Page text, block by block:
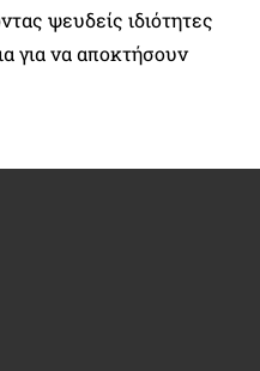
ψευδείς ιδιότητες
για να αποκτήσουν